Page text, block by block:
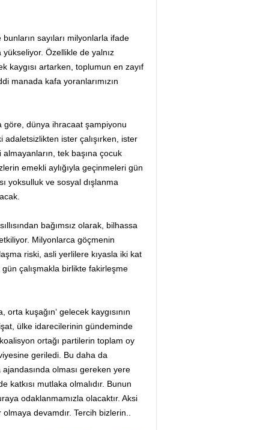
sayıları milyonlarla ifade
yükseliyor. Özellikle de yalnız
kaygısı artarken, toplumun en zayıf
manada kafa yoranlarımızın
göre, dünya ihracaat şampiyonu
adaletsizlikten ister çalışırken, ister
tek başına çocuk
emekli aylığıyla geçinmeleri gün
yoksulluk ve sosyal dışlanma
bağımsız olarak, bilhassa
Milyonlarca göçmenin
riski, asli yerlilere kıyasla iki kat
gün çalışmakla birlikte fakirleşme
orta kuşağın‘ gelecek kaygısının
ülke idarecilerinin gündeminde
ortağı partilerin toplam oy
geriledi. Bu daha da
olması gereken yere
katkısı mutlaka olmalıdır. Bunun
odaklanmamızla olacaktır. Aksi
devamdır. Tercih bizlerin..